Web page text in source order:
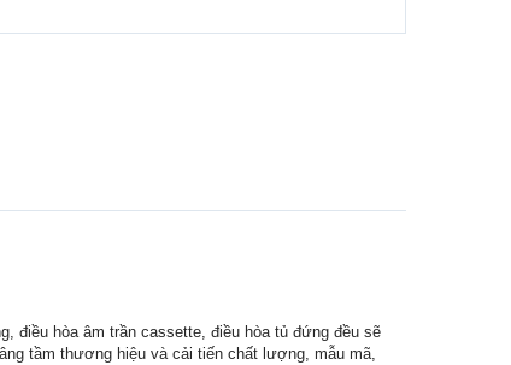
điều hòa âm trần cassette, điều hòa tủ đứng đều sẽ
tầm thương hiệu và cải tiến chất lượng, mẫu mã,